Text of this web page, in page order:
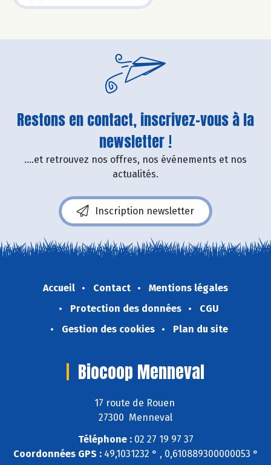
Restons en contact, inscrivez-vous à la
newsletter !
....et retrouvez nos offres, nos événements et nos
actualités.
Inscription newsletter
Accueil Contact
Mentions légales
Protection des données
CGU
Gestion des cookies
Plan du site
Biocoop Menneval
17 route de Rouen
27300 Menneval
Téléphone :02 27 19 97 37
Coordonnées GPS :49,1031232 ° , 0,610889300000053 °